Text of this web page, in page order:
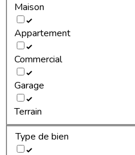
Maison
Appartement
Commercial
Garage
Terrain
Type de bien